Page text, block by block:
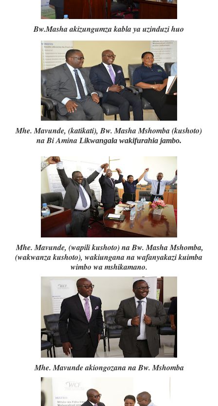
Bw.Masha akizungumza kabla ya uzinduzi huo
Mhe. Mavunde, (katikati), Bw. Masha Mshomba (kushoto)
na Bi Amina Likwangala wakifurahia jambo.
Mhe. Mavunde, (wapili kushoto) na Bw. Masha Mshomba,
(wakwanza kushoto), wakiungana na wafanyakazi kuimba
wimbo wa mshikamano.
Mhe. Mavunde akiongozana na Bw. Mshomba